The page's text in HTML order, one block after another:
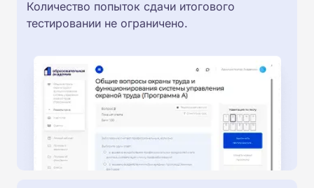
Количество попыток сдачи итогового
тестировании не ограничено.